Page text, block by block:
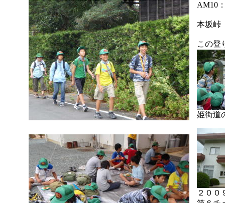
AM10
本坂
この登
姫街道
２００